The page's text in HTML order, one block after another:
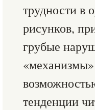
трудности в
рисунков,
грубые
«механизмы»
тенденции